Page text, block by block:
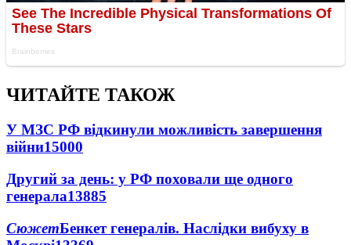
ЧИТАЙТЕ ТАКОЖ
У МЗС РФ відкинули можливість завершення
війни15000
Другий за день: у РФ поховали ще одного
генерала13885
СюжетБенкет генералів. Наслідки вибуху в